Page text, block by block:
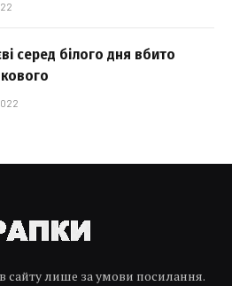
серед білого дня вбито
сайту лише за умови посилання.